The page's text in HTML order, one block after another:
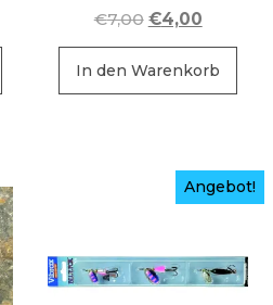
€7,00 Ursprünglicher
Preis
war:
€7,00
€4,00
Preis
ist:
€4,00.
In den Warenkorb
Angebot!